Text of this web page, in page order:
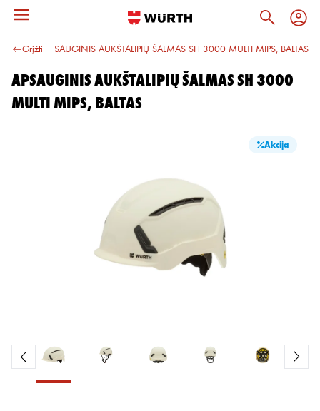
Grįžti
Šalmai APSAUGINIS AUKŠTALIPIŲ ŠALMAS SH 3000 MULTI MIPS, BALTAS
APSAUGINIS AUKŠTALIPIŲ ŠALMAS SH 3000
MULTI MIPS, BALTAS
Akcija